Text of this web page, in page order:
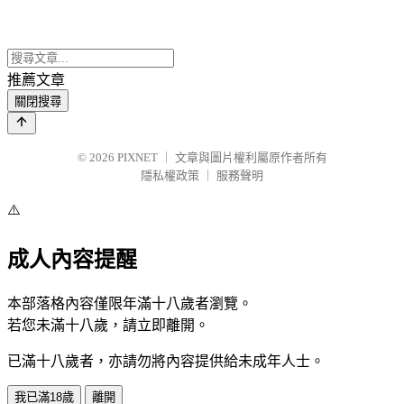
推薦文章
關閉搜尋
© 2026 PIXNET
文章與圖片權利屬原作者所有
隱私權政策
服務聲明
⚠️
成人內容提醒
本部落格內容僅限年滿十八歲者瀏覽。
若您未滿十八歲，請立即離開。
已滿十八歲者，亦請勿將內容提供給未成年人士。
我已滿18歲 離開